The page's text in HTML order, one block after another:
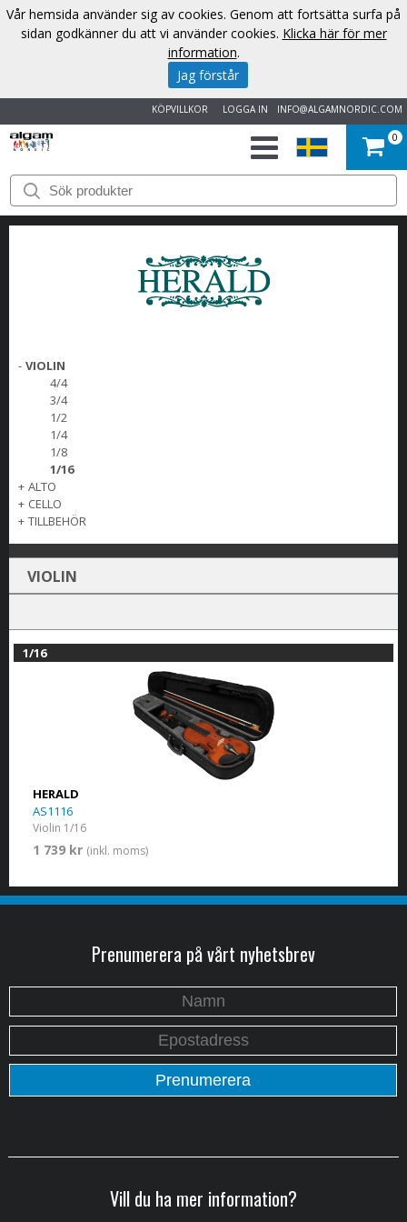
INFO@ALGAMNORDIC.COM
LOGGA IN
KÖPVILLKOR
START
VARUMÄRKEN
0
- VIOLIN
4/4
3/4
1/2
1/4
1/8
1/16
+ ALTO
+ CELLO
+ TILLBEHÖR
VIOLIN
1/16
HERALD
AS1116
Violin 1/16
1 739 kr (inkl. moms)
Prenumerera på vårt nyhetsbrev
Vill du ha mer information?
Vår hemsida använder sig av cookies. Genom att fortsätta surfa på
sidan godkänner du att vi använder cookies. Klicka här för mer
information.
Jag förstår